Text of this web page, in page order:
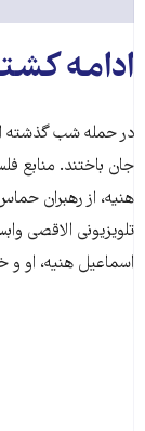
ادامه
جان باختند. منابع
هنیه، از رهبران
تلویزیونی الاقصی
اسماعیل هنیه، او و